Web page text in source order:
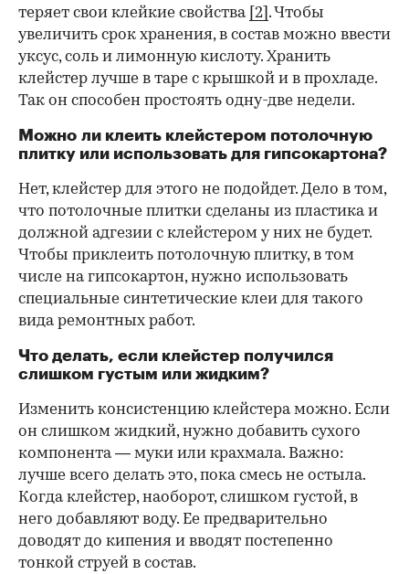
теряет свои клейкие свойства [2] . Чтобы
увеличить срок хранения, в состав можно ввести
уксус, соль и лимонную кислоту. Хранить
клейстер лучше в таре с крышкой и в прохладе.
Так он способен простоять одну-две недели.
Можно ли клеить клейстером потолочную
плитку или использовать для гипсокартона?
Нет, клейстер для этого не подойдет. Дело в том,
что потолочные плитки сделаны из пластика и
должной адгезии с клейстером у них не будет.
Чтобы приклеить потолочную плитку, в том
числе на гипсокартон, нужно использовать
специальные синтетические клеи для такого
вида ремонтных работ.
Что делать, если клейстер получился
слишком густым или жидким?
Изменить консистенцию клейстера можно. Если
он слишком жидкий, нужно добавить сухого
компонента — муки или крахмала. Важно:
лучше всего делать это, пока смесь не остыла.
Когда клейстер, наоборот, слишком густой, в
него добавляют воду. Ее предварительно
доводят до кипения и вводят постепенно
тонкой струей в состав.